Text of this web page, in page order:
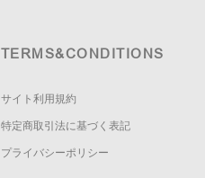
TERMS&CONDITIONS
サイト利用規約
特定商取引法に基づく表記
プライバシーポリシー